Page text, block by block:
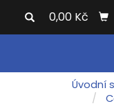
0,00 Kč
Úvodní